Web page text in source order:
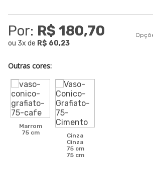
Por: R$ 180,70
ou 3x de R$ 60,23
Outras cores:
Marrom
75 cm
Cinza
Cinza
75 cm
75 cm